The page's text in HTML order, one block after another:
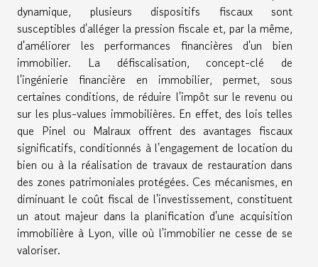
dynamique, plusieurs dispositifs fiscaux sont
susceptibles d'alléger la pression fiscale et, par la même,
d'améliorer les performances financières d'un bien
immobilier. La défiscalisation, concept-clé de
l'ingénierie financière en immobilier, permet, sous
certaines conditions, de réduire l'impôt sur le revenu ou
sur les plus-values immobilières. En effet, des lois telles
que Pinel ou Malraux offrent des avantages fiscaux
significatifs, conditionnés à l'engagement de location du
bien ou à la réalisation de travaux de restauration dans
des zones patrimoniales protégées. Ces mécanismes, en
diminuant le coût fiscal de l'investissement, constituent
un atout majeur dans la planification d'une acquisition
immobilière à Lyon, ville où l'immobilier ne cesse de se
valoriser.